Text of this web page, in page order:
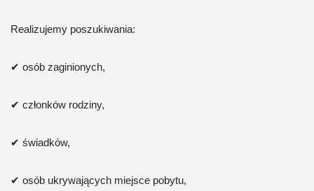
Realizujemy poszukiwania:
✔ osób zaginionych,
✔ członków rodziny,
✔ świadków,
✔ osób ukrywających miejsce pobytu,